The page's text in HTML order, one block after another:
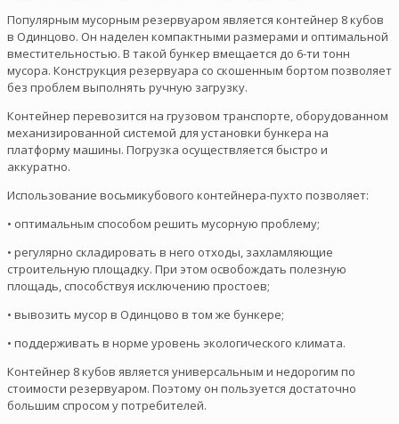
Популярным мусорным резервуаром является контейнер 8 кубов
в Одинцово. Он наделен компактными размерами и оптимальной
вместительностью. В такой бункер вмещается до 6-ти тонн
мусора. Конструкция резервуара со скошенным бортом позволяет
без проблем выполнять ручную загрузку.
Контейнер перевозится на грузовом транспорте, оборудованном
механизированной системой для установки бункера на
платформу машины. Погрузка осуществляется быстро и
аккуратно.
Использование восьмикубового контейнера-пухто позволяет:
• оптимальным способом решить мусорную проблему;
• регулярно складировать в него отходы, захламляющие
строительную площадку. При этом освобождать полезную
площадь, способствуя исключению простоев;
• вывозить мусор в Одинцово в том же бункере;
• поддерживать в норме уровень экологического климата.
Контейнер 8 кубов является универсальным и недорогим по
стоимости резервуаром. Поэтому он пользуется достаточно
большим спросом у потребителей.